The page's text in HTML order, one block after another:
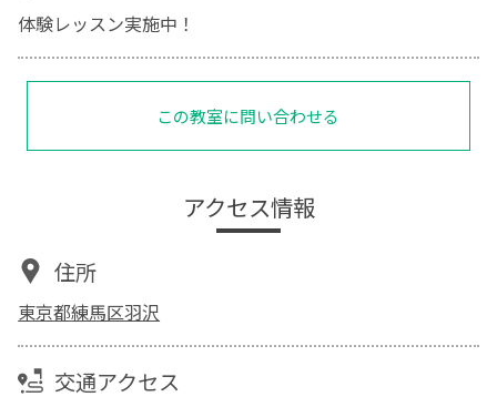
体験レッスン実施中！
この教室に問い合わせる
アクセス情報
住所
東京都練馬区羽沢
交通アクセス